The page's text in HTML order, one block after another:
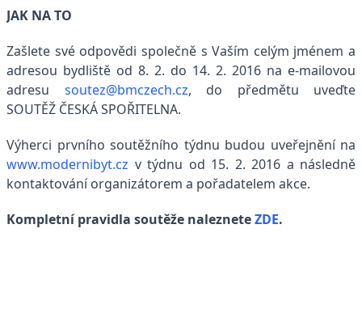
JAK NA TO
Zašlete své odpovědi společně s Vaším celým jménem a
adresou bydliště od 8. 2. do 14. 2. 2016 na e-mailovou
adresu soutez@bmczech.cz, do předmětu uveďte
SOUTĚŽ ČESKÁ SPOŘITELNA.
Výherci prvního soutěžního týdnu budou uveřejnění na
www.modernibyt.cz v týdnu od 15. 2. 2016 a následně
kontaktování organizátorem a pořadatelem akce.
Kompletní pravidla soutěže nalezneteZDE.